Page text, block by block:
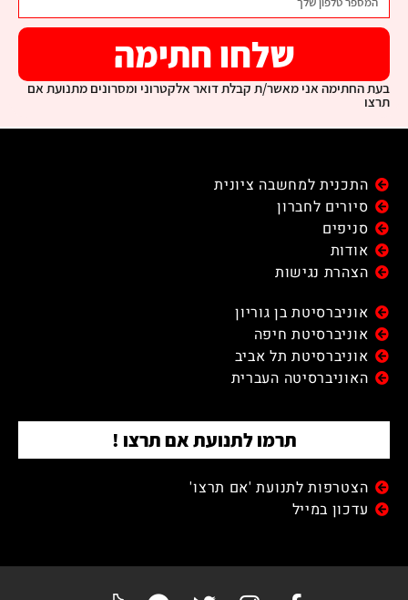
שלחו חתימה
בעת החתימה אני מאשר/ת קבלת דואר אלקטרוני ומסרונים מתנועת אם
תרצו
התכנית למחשבה ציונית
סיורים לחברון
סניפים
אודות
הצהרת נגישות
אוניברסיטת בן גוריון
אוניברסיטת חיפה
אוניברסיטת תל אביב
האוניברסיטה העברית
תרמו לתנועת אם תרצו !
הצטרפות לתנועת 'אם תרצו'
עדכון במייל